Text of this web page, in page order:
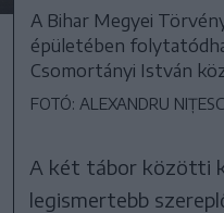
A Bihar Megyei
épületében
Csomortányi István
FOTÓ: ALEXANDRU
A két tábor közötti
legismertebb